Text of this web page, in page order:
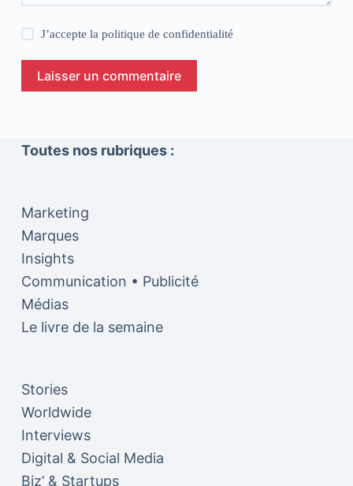
J’accepte lapolitique de confidentialité
Laisser un commentaire
Toutes nos rubriques :
Marketing
Marques
Insights
Communication • Publicité
Médias
Le livre de la semaine
Stories
Worldwide
Interviews
Digital & Social Media
Biz’ & Startups